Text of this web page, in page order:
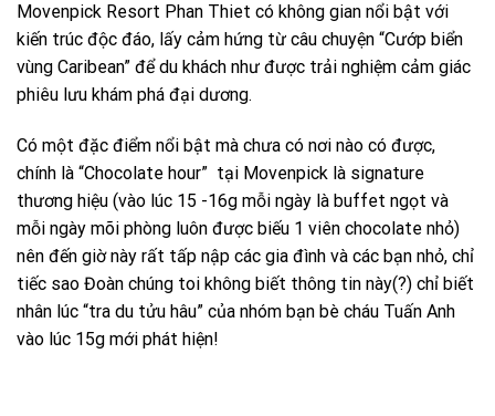
Movenpick Resort Phan Thiet có không gian nổi bật với
kiến trúc độc đáo, lấy cảm hứng từ câu chuyện “Cướp biển
vùng Caribean” để du khách như được trải nghiệm cảm giác
phiêu lưu khám phá đại dương.
Có một đặc điểm nổi bật mà chưa có nơi nào có được,
chính là “Chocolate hour” tại Movenpick là signature
thương hiệu (vào lúc 15 -16g mỗi ngày là buffet ngọt và
mỗi ngày mõi phòng luôn được biếu 1 viên chocolate nhỏ)
nên đến giờ này rất tấp nập các gia đình và các bạn nhỏ, chỉ
tiếc sao Đoàn chúng toi không biết thông tin này(?) chỉ biết
nhân lúc “tra du tửu hâu” của nhóm bạn bè cháu Tuấn Anh
vào lúc 15g mới phát hiện!